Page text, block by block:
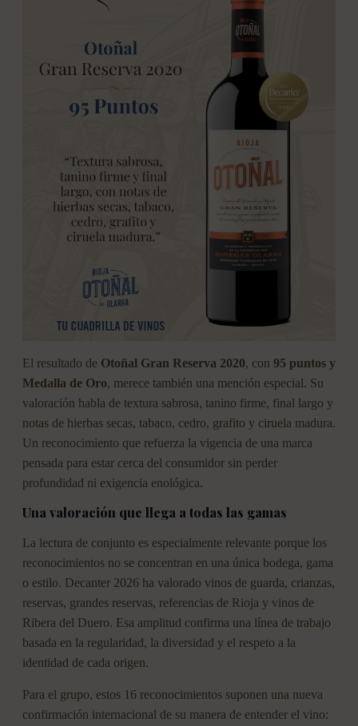
El resultado de Otoñal Gran Reserva 2020, con 95 puntos y
Medalla de Oro, merece también una mención especial. Su
valoración habla de textura sabrosa, tanino firme, final largo y
notas de hierbas secas, tabaco, cedro, grafito y ciruela madura.
Un reconocimiento que refuerza la vigencia de una marca
pensada para estar cerca del consumidor sin perder
profundidad ni exigencia enológica.
Una valoración que llega a todas las gamas
La lectura de conjunto es especialmente relevante porque los
reconocimientos no se concentran en una única bodega, gama
o estilo. Decanter 2026 ha valorado vinos de guarda, crianzas,
reservas, grandes reservas, referencias de Rioja y vinos de
Ribera del Duero. Esa amplitud confirma una línea de trabajo
basada en la regularidad, la diversidad y el respeto a la
identidad de cada origen.
Para el grupo, estos 16 reconocimientos suponen una nueva
confirmación internacional de su manera de entender el vino: